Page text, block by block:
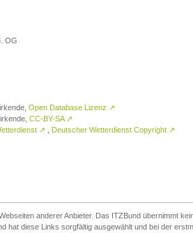
OG
Open Database Lizenz ↗
CC-BY-SA ↗
↗ Deutscher Wetterdienst Copyright ↗
anderer Anbieter. Das ITZBund übernimmt
hat diese Links sorgfältig ausgewählt und bei der